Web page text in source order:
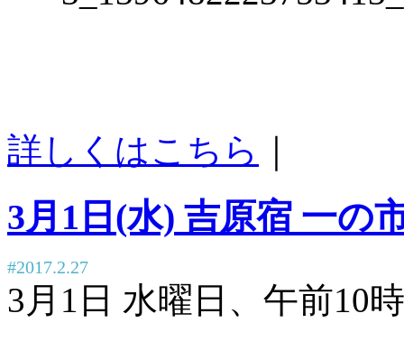
詳しくはこちら
3月1日(水) 吉原宿 一の
#2017.2.27
3月1日 水曜日、午前10